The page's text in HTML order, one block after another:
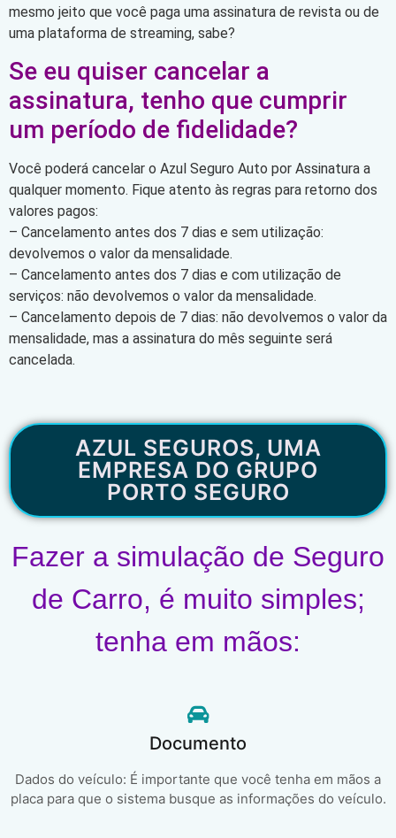
mesmo jeito que você paga uma assinatura de revista ou de
uma plataforma de streaming, sabe?
Se eu quiser cancelar a
assinatura, tenho que cumprir
um período de fidelidade?
Você poderá cancelar o Azul Seguro Auto por Assinatura a
qualquer momento. Fique atento às regras para retorno dos
valores pagos:
– Cancelamento antes dos 7 dias e sem utilização:
devolvemos o valor da mensalidade.
– Cancelamento antes dos 7 dias e com utilização de
serviços: não devolvemos o valor da mensalidade.
– Cancelamento depois de 7 dias: não devolvemos o valor da
mensalidade, mas a assinatura do mês seguinte será
cancelada.
AZUL SEGUROS, UMA
EMPRESA DO GRUPO
PORTO SEGURO
Fazer a simulação de Seguro
de Carro, é muito simples;
tenha em mãos:
Documento
Dados do veículo: É importante que você tenha em mãos a
placa para que o sistema busque as informações do veículo.